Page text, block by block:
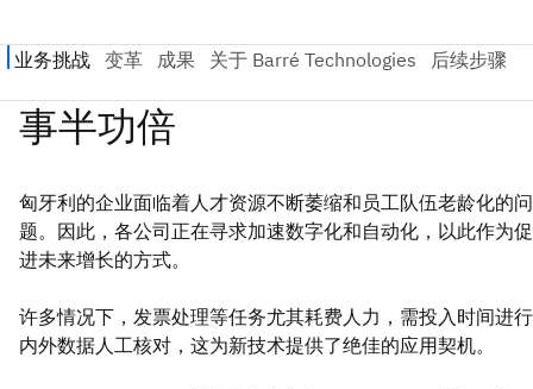
匈牙利的企业面临着人才资源不断萎缩和员工队伍老龄化的问
题。因此，各公司正在寻求加速数字化和自动化，以此作为促
进未来增长的方式。
许多情况下，发票处理等任务尤其耗费人力，需投入时间进行
内外数据人工核对，这为新技术提供了绝佳的应用契机。